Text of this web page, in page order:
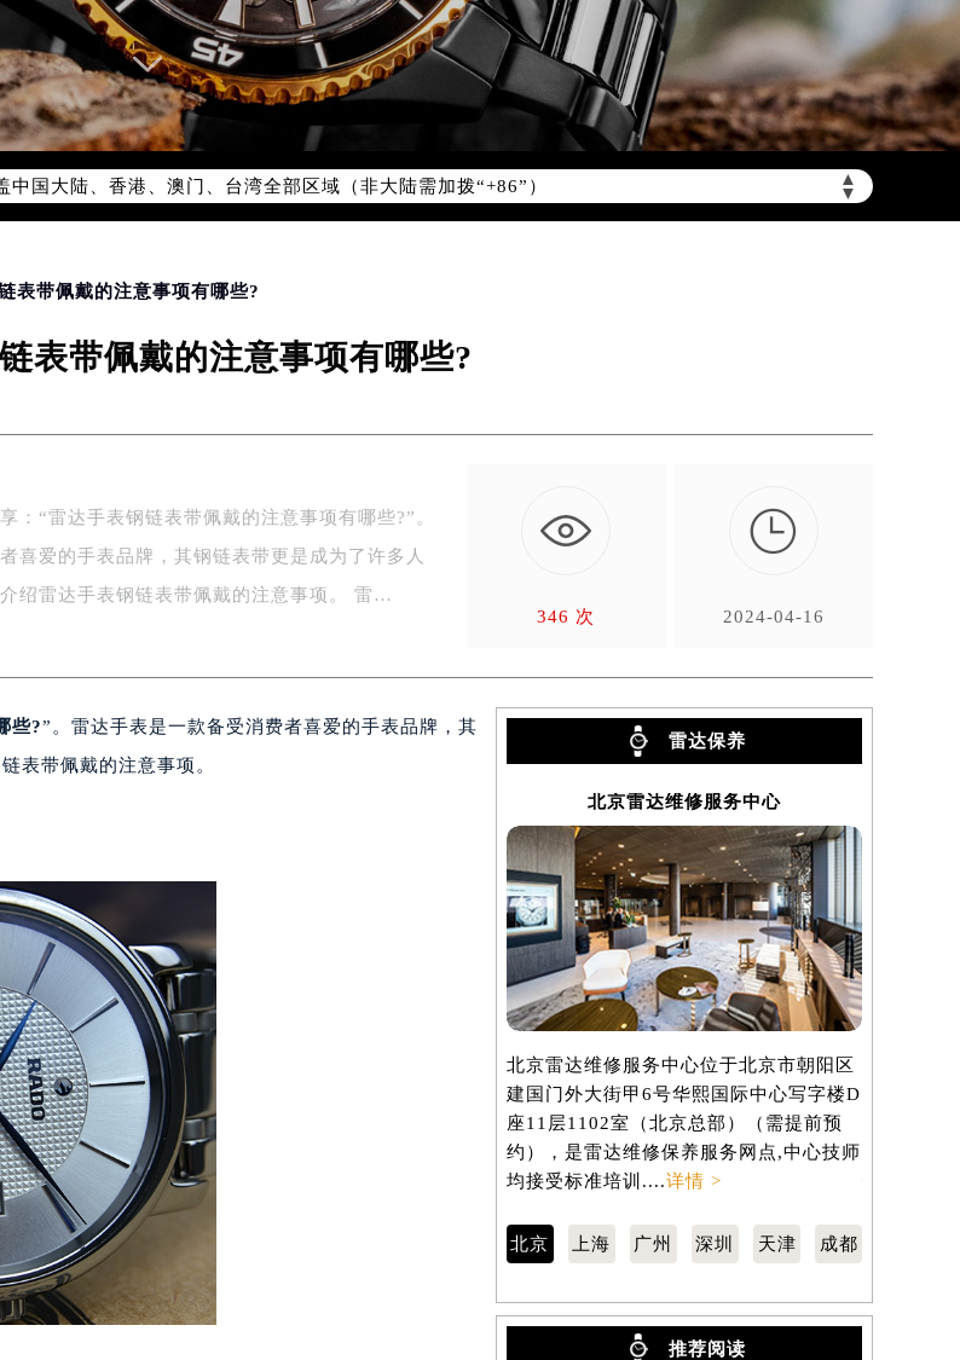
▲
▼
5621
国大陆、香港、澳门、台湾全部区域（非大陆需加拨“+86”）
室（需提前预约）
室（需提前预约）
室（需提前预约）
层1604室（需提前预约）
（华润万象城）17层1706室（需提前预约）
805室（需提前预约）
13层1304室（需提前预约）
）15层1508室（需提前预约）
塔写字楼15层07室（需提前预约）
室（需提前预约）
层05室（需提前预约）
室（需提前预约）
需提前预约）
室（需提前预约）
层902室（需提前预约）
心写字楼（芙蓉广场）10层13室（需提前预约）
（需提前预约）
权店）3层整层（需提前预约）
授权店）1层整层（需提前预约）
权店）1层整层（需提前预约）
座17层17-B（需提前预约）
表带佩戴的注意事项有哪些?
表带佩戴的注意事项有哪些?
：“雷达手表钢链表带佩戴的注意事项有哪些?”。
喜爱的手表品牌，其钢链表带更是成为了许多人
绍雷达手表钢链表带佩戴的注意事项。 雷…
346 次

2024-04-16
些?”。雷达手表是一款备受消费者喜爱的手表品牌，其
表带佩戴的注意事项。
雷达保养
北京雷达维修服务中心
北京雷达维修服务中心位于北京市朝阳区
建国门外大街甲6号华熙国际中心写字楼D
座11层1102室（北京总部）（需提前预
约），是雷达维修保养服务网点,中心技师
均接受标准培训....详情 >
北京 上海 广州 深圳 天津 成都
推荐阅读